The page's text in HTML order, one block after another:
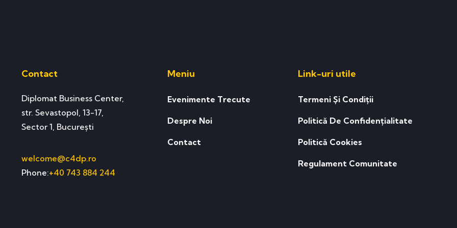
Contact
Diplomat Business Center,
str. Sevastopol, 13-17,
Sector 1, București
welcome@c4dp.ro
Phone:+40 743 884 244
Meniu
Evenimente Trecute
Despre Noi
Contact
Link-uri utile
Termeni Și Condiții
Politică De Confidențialitate
Politică Cookies
Regulament Comunitate